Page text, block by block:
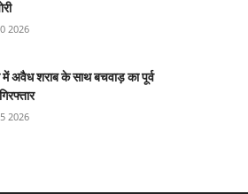
2026
अवैध शराब के साथ बचवाड़ का पूर्व
2026